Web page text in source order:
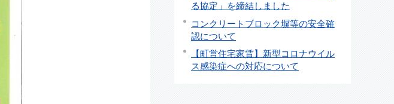
る協定」を締結しました
コンクリートブロック塀等の安全確
認について
【町営住宅家賃】新型コロナウイル
ス感染症への対応について